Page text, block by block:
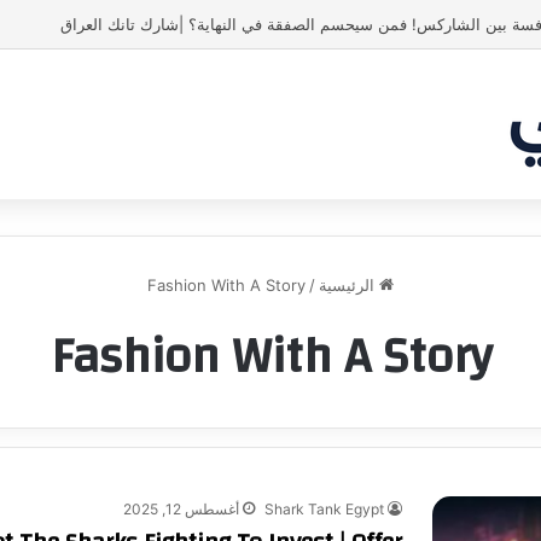
انبهر بالفكرة وآمن برائد الأعمال
الرئيسية /
Fashion With A Story
Fashion With A Story
Shark Tank Egypt أغسطس 12, 2025